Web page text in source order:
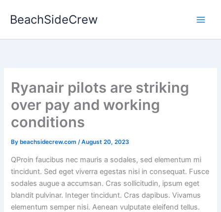
BeachSideCrew
Ryanair pilots are striking
over pay and working
conditions
By beachsidecrew.com/August 20, 2023
QProin faucibus nec mauris a sodales, sed elementum mi
tincidunt. Sed eget viverra egestas nisi in consequat. Fusce
sodales augue a accumsan. Cras sollicitudin, ipsum eget
blandit pulvinar. Integer tincidunt. Cras dapibus. Vivamus
elementum semper nisi. Aenean vulputate eleifend tellus.